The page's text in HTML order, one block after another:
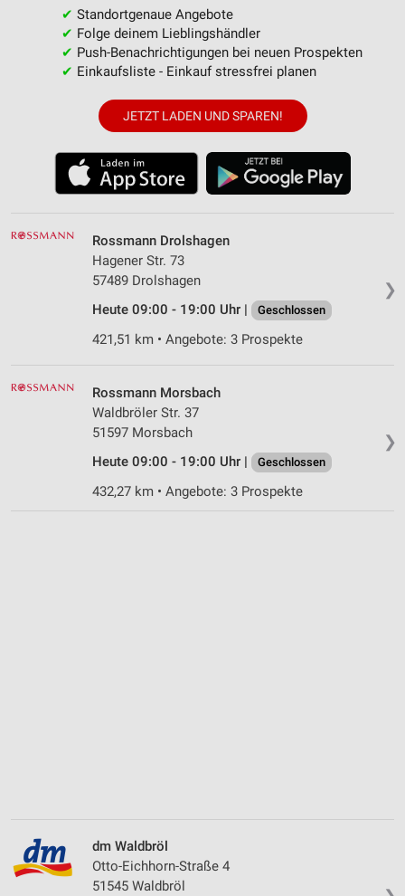
✔ Standortgenaue Angebote
✔ Folge deinem Lieblingshändler
✔ Push-Benachrichtigungen bei neuen Prospekten
✔ Einkaufsliste - Einkauf stressfrei planen
JETZT LADEN UND SPAREN!
❯
Rossmann Drolshagen
Hagener Str. 73
57489 Drolshagen
Heute 09:00 - 19:00 Uhr |
Geschlossen
421,51 km • Angebote: 3 Prospekte
❯
Rossmann Morsbach
Waldbröler Str. 37
51597 Morsbach
Heute 09:00 - 19:00 Uhr |
Geschlossen
432,27 km • Angebote: 3 Prospekte
dm Waldbröl
Otto-Eichhorn-Straße 4
51545 Waldbröl